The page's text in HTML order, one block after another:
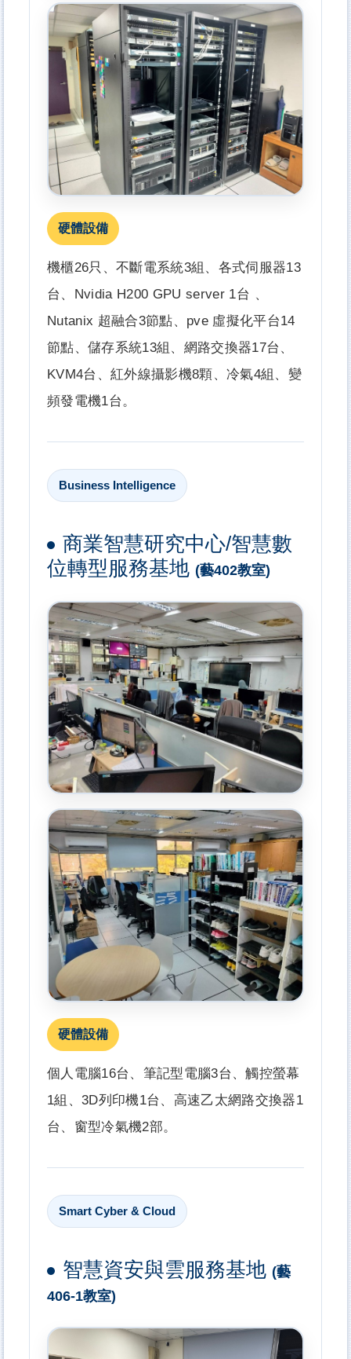
硬體設備
機櫃26只、不斷電系統3組、各式伺服器13
台、Nvidia H200 GPU server 1台 、
Nutanix 超融合3節點、pve 虛擬化平台14
節點、儲存系統13組、網路交換器17台、
KVM4台、紅外線攝影機8顆、冷氣4組、變
頻發電機1台。
Business Intelligence
商業智慧研究中心/智慧數
位轉型服務基地 (藝402教室)
硬體設備
個人電腦16台、筆記型電腦3台、觸控螢幕
1組、3D列印機1台、高速乙太網路交換器1
台、窗型冷氣機2部。
Smart Cyber & Cloud
智慧資安與雲服務基地 (藝
406-1教室)